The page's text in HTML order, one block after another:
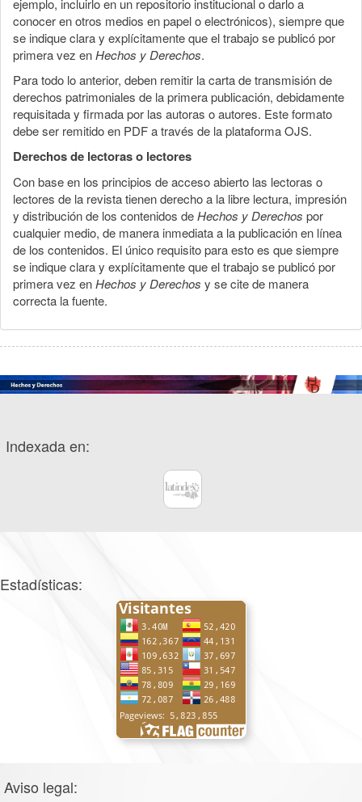
ejemplo, incluirlo en un repositorio institucional o darlo a
conocer en otros medios en papel o electrónicos), siempre que
se indique clara y explícitamente que el trabajo se publicó por
primera vez enHechos y Derechos.
Para todo lo anterior, deben remitir la carta de transmisión de
derechos patrimoniales de la primera publicación, debidamente
requisitada y firmada por las autoras o autores. Este formato
debe ser remitido en PDF a través de la plataforma OJS.
Derechos de lectoras o lectores
Con base en los principios de acceso abierto las lectoras o
lectores de la revista tienen derecho a la libre lectura, impresión
y distribución de los contenidos deHechos y Derechos por
cualquier medio, de manera inmediata a la publicación en línea
de los contenidos. El único requisito para esto es que siempre
se indique clara y explícitamente que el trabajo se publicó por
primera vez enHechos y Derechos y se cite de manera
correcta la fuente.
Indexada en:
Estadísticas:
Aviso legal: